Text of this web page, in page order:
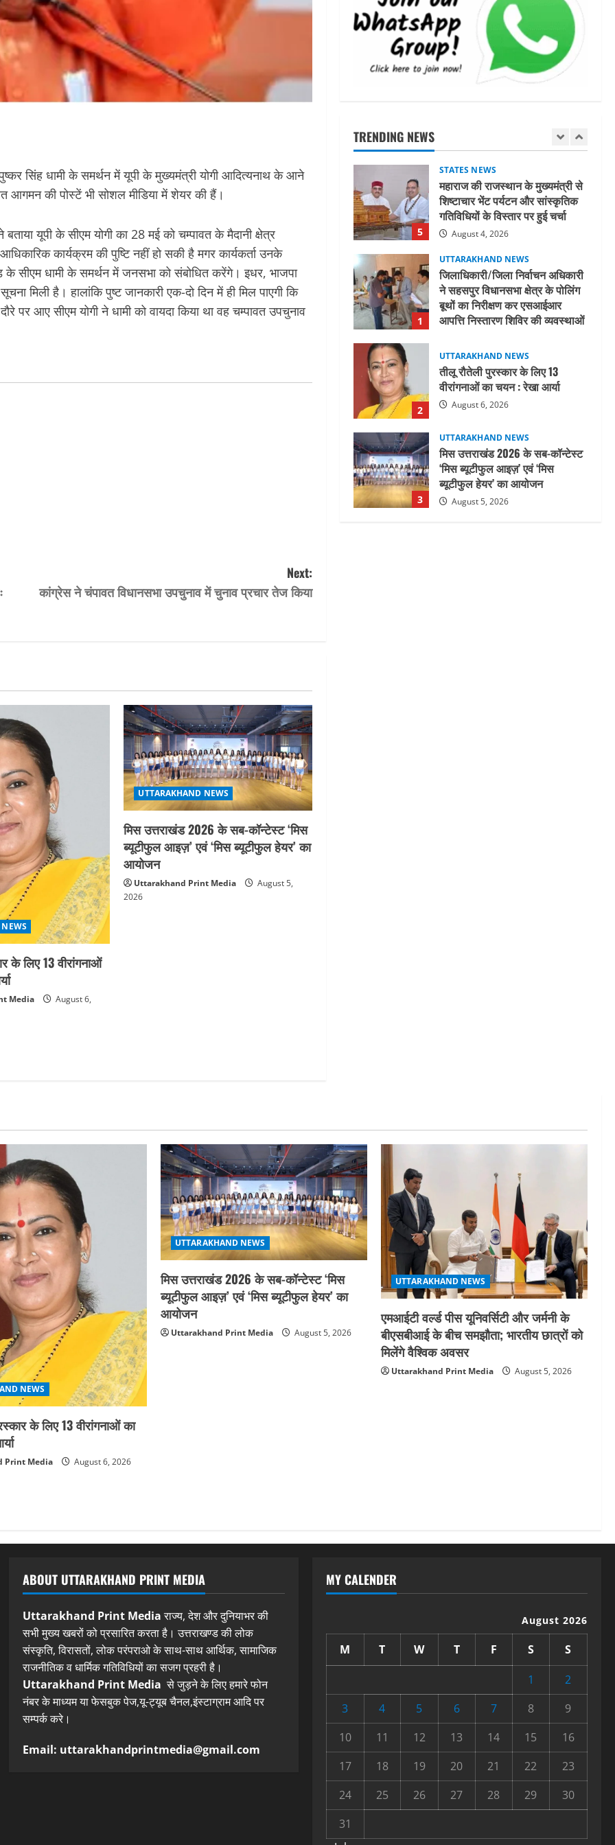
सिंह धामी के समर्थन में यूपी के मुख्यमंत्री योगी आदित्यनाथ के आने
आगमन की पोस्टें भी सोशल मीडिया में शेयर की हैं।
यूपी के सीएम योगी का 28 मई को चम्पावत के मैदानी क्षेत्र
कार्यक्रम की पुष्टि नहीं हो सकी है मगर कार्यकर्ता उनके
के सीएम धामी के समर्थन में जनसभा को संबोधित करेंगे। इधर, भाजपा
मिली है। हालांकि पुष्ट जानकारी एक-दो दिन में ही मिल पाएगी कि
पर आए सीएम योगी ने धामी को वायदा किया था वह चम्पावत उपचुनाव
Next:
कांग्रेस ने चंपावत विधानसभा उपचुनाव में चुनाव प्रचार तेज किया
के लिए 13 वीरांगनाओं
Media
August 6,
UTTARAKHAND NEWS
मिस उत्तराखंड 2026 के सब-कॉन्टेस्ट ‘मिस
ब्यूटीफुल आइज़’ एवं ‘मिस ब्यूटीफुल हेयर’ का
आयोजन
Uttarakhand Print Media
August 5,
2026
TRENDING NEWS
3
मिस उत्तराखंड 2026 के सब-कॉन्टेस्ट
‘मिस ब्यूटीफुल आइज़’ एवं ‘मिस
ब्यूटीफुल हेयर’ का आयोजन
August 5, 2026
4
UTTARAKHAND NEWS
5
STATES NEWS
महाराज की राजस्थान के मुख्यमंत्री से
शिष्टाचार भेंट पर्यटन और सांस्कृतिक
गतिविधियों के विस्तार पर हुई चर्चा
August 4, 2026
1
UTTARAKHAND NEWS
जिलाधिकारी/जिला निर्वाचन अधिकारी
ने सहसपुर विधानसभा क्षेत्र के पोलिंग
बूथों का निरीक्षण कर एसआईआर
आपत्ति निस्तारण शिविर की व्यवस्थाओं
August 6, 2026
2
UTTARAKHAND NEWS
तीलू रौतेली पुरस्कार के लिए 13
वीरांगनाओं का चयन : रेखा आर्या
August 6, 2026
3
UTTARAKHAND NEWS
मिस उत्तराखंड 2026 के सब-कॉन्टेस्ट
‘मिस ब्यूटीफुल आइज़’ एवं ‘मिस
ब्यूटीफुल हेयर’ का आयोजन
August 5, 2026
NEWS
के लिए 13 वीरांगनाओं का
Print Media August 6, 2026
UTTARAKHAND NEWS
मिस उत्तराखंड 2026 के सब-कॉन्टेस्ट ‘मिस
ब्यूटीफुल आइज़’ एवं ‘मिस ब्यूटीफुल हेयर’ का
आयोजन
Uttarakhand Print Media August 5, 2026
UTTARAKHAND NEWS
एमआईटी वर्ल्ड पीस यूनिवर्सिटी और जर्मनी के
बीएसबीआई के बीच समझौता; भारतीय छात्रों को
मिलेंगे वैश्विक अवसर
Uttarakhand Print Media August 5, 2026
ABOUT UTTARAKHAND PRINT MEDIA
Uttarakhand Print Mediaराज्य, देश और दुनियाभर की
सभी मुख्य खबरों को प्रसारित करता है। उत्तराखण्ड की लोक
संस्कृति, विरासतों, लोक परंपराओ के साथ-साथ आर्थिक, सामाजिक
राजनीतिक व धार्मिक गतिविधियों का सजग प्रहरी है।
Uttarakhand Print Media से जुड़ने के लिए हमारे फोन
नंबर के माध्यम या फेसबुक पेज,यू-ट्यूब चैनल,इंस्टाग्राम आदि पर
सम्पर्क करे।
Email: uttarakhandprintmedia@gmail.com
MY CALENDER
August 2026
M T W T F S
S
1
2
3
4 5 6 7 8
9
10
11 12 13 14 15
16
17
18 19 20 21 22
23
24
25 26 27 28 29
30
31